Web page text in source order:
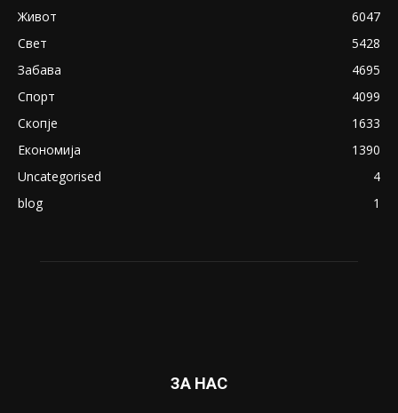
Живот
6047
Свет
5428
Забава
4695
Спорт
4099
Скопје
1633
Економија
1390
Uncategorised
4
blog
1
ЗА НАС